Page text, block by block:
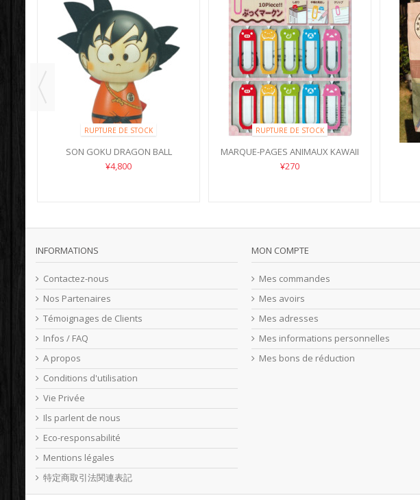
RUPTURE DE STOCK
SON GOKU DRAGON BALL
¥4,800
RUPTURE DE STOCK
MARQUE-PAGES ANIMAUX KAWAII
¥270
INFORMATIONS
Contactez-nous
Nos Partenaires
Témoignages de Clients
Infos / FAQ
A propos
Conditions d'utilisation
Vie Privée
Ils parlent de nous
Eco-responsabilité
Mentions légales
特定商取引法関連表記
MON COMPTE
Mes commandes
Mes avoirs
Mes adresses
Mes informations personnelles
Mes bons de réduction